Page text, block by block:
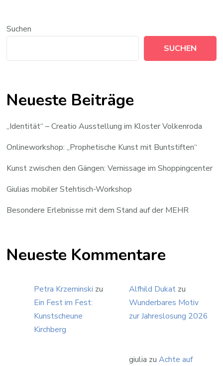
Suchen
SUCHEN
Neueste Beiträge
„Identität“ – Creatio Ausstellung im Kloster Volkenroda
Onlineworkshop: „Prophetische Kunst mit Buntstiften“
Kunst zwischen den Gängen: Vernissage im Shoppingcenter
Giulias mobiler Stehtisch-Workshop
Besondere Erlebnisse mit dem Stand auf der MEHR
Neueste Kommentare
Petra Krzeminski zu
Ein Fest im Fest:
Kunstscheune
Kirchberg
Alfhild Dukat zu
Wunderbares Motiv
zur Jahreslosung 2026
giulia zu Achte auf